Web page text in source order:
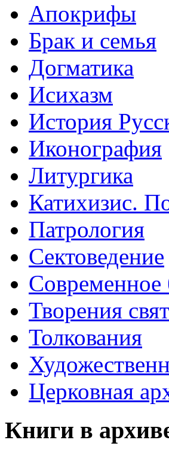
Апокрифы
Брак и семья
Догматика
Исихазм
История
Иконография
Литургика
Катихизис.
Патрология
Сектоведение
Современное
Творения
Толкования
Церковная
Книги в